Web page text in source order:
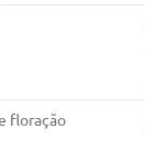
floração